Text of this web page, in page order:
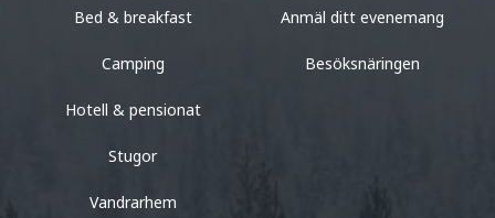
Bed & breakfast
Camping
Hotell & pensionat
Stugor
Vandrarhem
Anmäl ditt evenemang
Besöksnäringen